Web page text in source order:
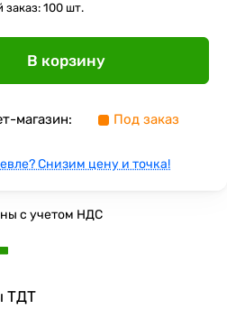
100 шт.
В корзину
магазин: Под заказ
Снизим цену и точка!
с учетом НДС
ТДТ